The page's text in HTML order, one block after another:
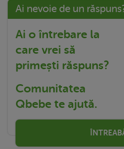
Ai nevoie de un
Ai o întrebare la
care vrei să
primești răspuns?
Comunitatea
Qbebe te ajută.